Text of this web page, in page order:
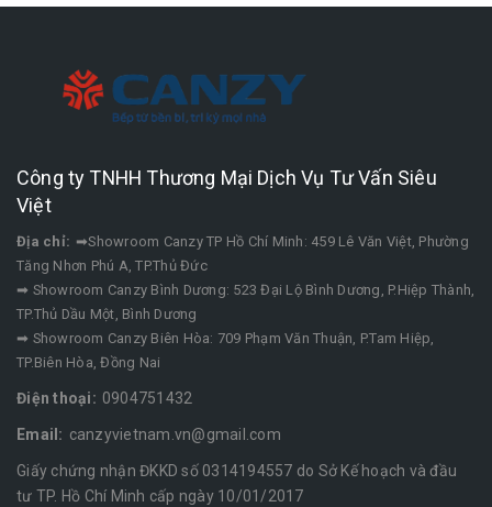
Công ty TNHH Thương Mại Dịch Vụ Tư Vấn Siêu
Việt
Địa chỉ: ➡Showroom Canzy TP Hồ Chí Minh: 459 Lê Văn Việt, Phường
Tăng Nhơn Phú A, TP.Thủ Đức
➡ Showroom Canzy Bình Dương: 523 Đại Lộ Bình Dương, P.Hiệp Thành,
TP.Thủ Dầu Một, Bình Dương
➡ Showroom Canzy Biên Hòa: 709 Phạm Văn Thuận, P.Tam Hiệp,
TP.Biên Hòa, Đồng Nai
Điện thoại: 0904751432
Email: canzyvietnam.vn@gmail.com
Giấy chứng nhận ĐKKD số 0314194557 do Sở Kế hoạch và đầu
tư TP. Hồ Chí Minh cấp ngày 10/01/2017